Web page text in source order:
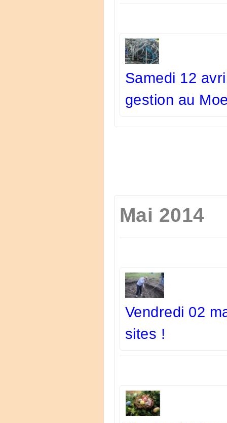
Samedi 12
gestion au
Mai 2014
Vendredi 02
sites !